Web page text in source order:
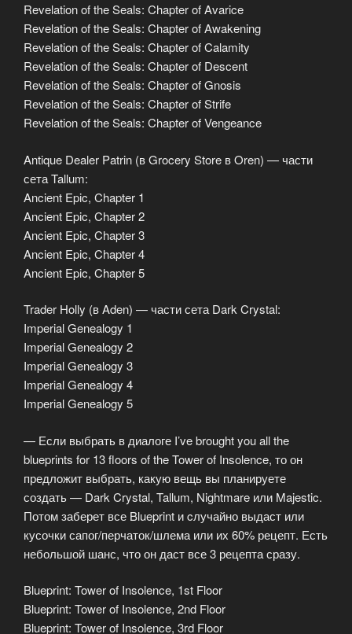
Revelation of the Seals: Chapter of Avarice
Revelation of the Seals: Chapter of Awakening
Revelation of the Seals: Chapter of Calamity
Revelation of the Seals: Chapter of Descent
Revelation of the Seals: Chapter of Gnosis
Revelation of the Seals: Chapter of Strife
Revelation of the Seals: Chapter of Vengeance
Antique Dealer Patrin (в Grocery Store в Oren) — части
сета Tallum:
Ancient Epic, Chapter 1
Ancient Epic, Chapter 2
Ancient Epic, Chapter 3
Ancient Epic, Chapter 4
Ancient Epic, Chapter 5
Trader Holly (в Aden) — части сета Dark Crystal:
Imperial Genealogy 1
Imperial Genealogy 2
Imperial Genealogy 3
Imperial Genealogy 4
Imperial Genealogy 5
— Если выбрать в диалоге I’ve brought you all the
blueprints for 13 floors of the Tower of Insolence, то он
предложит выбрать, какую вещь вы планируете
создать — Dark Crystal, Tallum, Nightmare или Majestic.
Потом заберет все Blueprint и cлучайно выдаст или
кусочки сапог/перчаток/шлема или их 60% рецепт. Есть
небольшой шанс, что он даст все 3 рецепта сразу.
Blueprint: Tower of Insolence, 1st Floor
Blueprint: Tower of Insolence, 2nd Floor
Blueprint: Tower of Insolence, 3rd Floor